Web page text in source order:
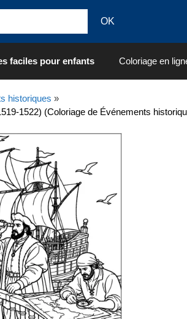
faciles pour enfants Coloriage en
historiques »
1522) (Coloriage de Événements